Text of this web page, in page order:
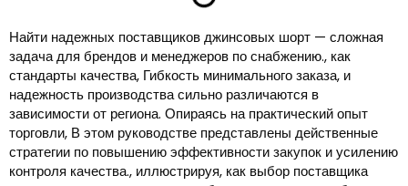
Найти надежных поставщиков джинсовых шорт — сложная
задача для брендов и менеджеров по снабжению., как
стандарты качества, Гибкость минимального заказа, и
надежность производства сильно различаются в
зависимости от региона. Опираясь на практический опыт
торговли, В этом руководстве представлены действенные
стратегии по повышению эффективности закупок и усилению
контроля качества., иллюстрируя, как выбор поставщика